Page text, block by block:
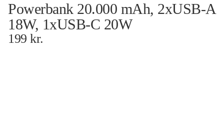
Powerbank 20.000 mAh, 2xUSB-A
18W, 1xUSB-C 20W
199kr.